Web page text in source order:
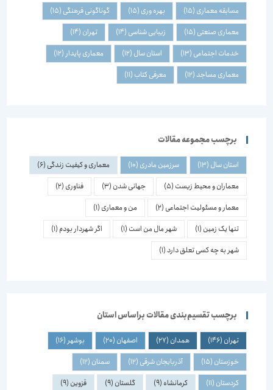
مسابقه معماری(15) بهره وری(15) گوناگونی فرهنگی(15)
معماری صنعتی(15) زیبایی شناسی(14) تهران(14)
خدمات اجتماعی(13) استان سال(12) معماری پایدار(12)
معماری مساجد(12) معرفی کتاب(11)
برچسب مجموعه مقالات
استان سال(13) سرزمین مادری(10) معماری و کیفیت زندگی(6)
معماران و محیط زیست(5) جهانی شدن(3) فناوری(2)
معمار و مسئولیت اجتماعی(2) من و معماری(1)
تنها یک زمین(1) شهر مال من است(1) اگر شهردار بودم(1)
شهر به چه کسی تعلق دارد(1)
برچسب تقسیم‌بندی مقالات براساس استان
تهران(146) همدان(27) اصفهان(20) بوشهر(16)
خوزستان(15) آذربایجان شرقی(12) سمنان(12)
کردستان(11) کرمانشاه(9) گلستان(9) قزوین(9)